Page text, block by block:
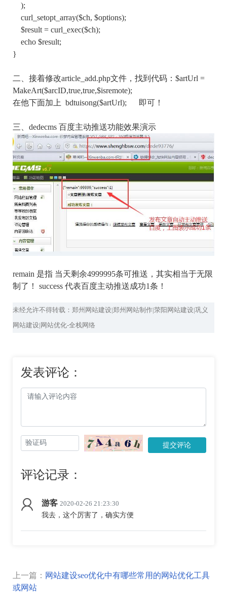
);
curl_setopt_array($ch, $options);
$result = curl_exec($ch);
echo $result;
}
二、接着修改article_add.php文件，找到代码：$artUrl =
MakeArt($arcID,true,true,$isremote);
在他下面加上 bdtuisong($artUrl); 即可！
三、dedecms 百度主动推送功能效果演示
remain 是指 当天剩余4999995条可推送，其实相当于无限
制了！ success 代表百度主动推送成功1条！
未经允许不得转载：郑州网站建设|郑州网站制作|荥阳网站建设|巩义
网站建设|网站优化-全栈网络
发表评论：
提交评论
评论记录：
游客 2020-02-26 21:23:30
我去，这个厉害了，确实方便
上一篇： 网站建设seo优化中有哪些常用的网站优化工具
或网站